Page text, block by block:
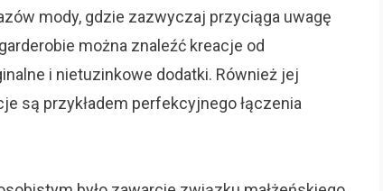
mody, gdzie zazwyczaj przyciąga uwagę
można znaleźć kreacje od
i nietuzinkowe dodatki. Również jej
są przykładem perfekcyjnego łączenia